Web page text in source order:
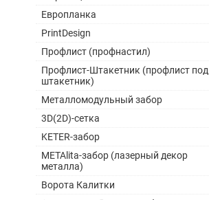
Европланка
PrintDesign
Профлист (профнастил)
Профлист-Штакетник (профлист под
штакетник)
Металломодульный забор
3D(2D)-сетка
KETER-забор
METAlita-забор (лазерный декор
металла)
Ворота Калитки